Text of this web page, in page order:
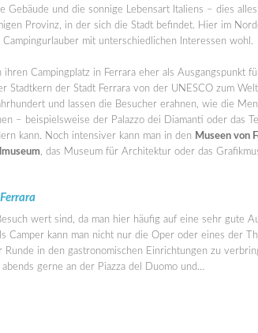
und die sonnige Lebensart Italiens – dies
Provinz, in der sich die Stadt befindet. Hier im
mit unterschiedlichen Interessen wohl.
Campingplatz in Ferrara eher als Ausgangspunkt
der Stadt Ferrara von der UNESCO zum
und lassen die Besucher erahnen, wie die
– beispielsweise der Palazzo dei Diamanti oder das
kann. Noch intensiver kann man in den Museen von
, das Museum für Architektur oder das
wert sind, da man hier häufig auf eine sehr gute
Camper kann man nicht nur die Oper oder eines der
in den gastronomischen Einrichtungen zu
gerne an der Piazza del Duomo und…